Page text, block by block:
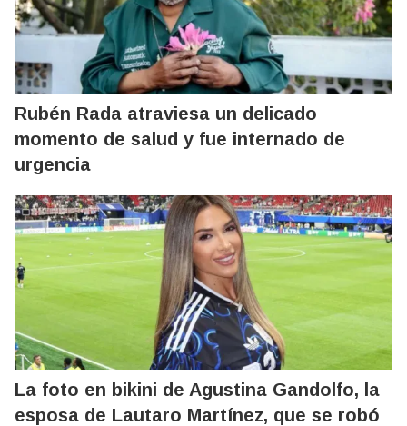
Rubén Rada atraviesa un delicado
momento de salud y fue internado de
urgencia
La foto en bikini de Agustina Gandolfo, la
esposa de Lautaro Martínez, que se robó